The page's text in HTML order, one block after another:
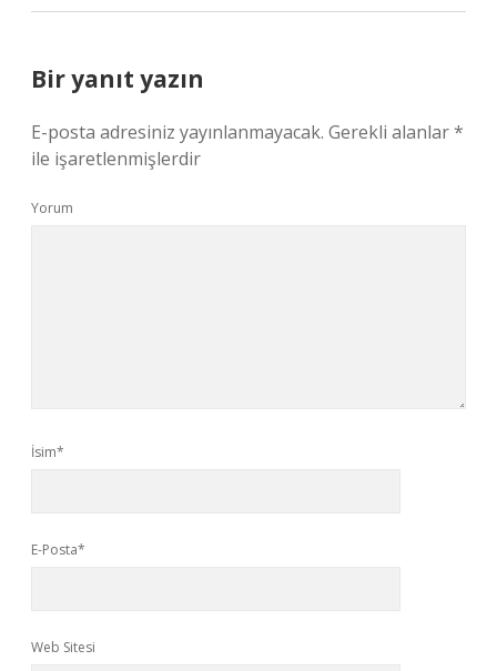
Bir yanıt yazın
E-posta adresiniz yayınlanmayacak. Gerekli alanlar*
ile işaretlenmişlerdir
Yorum
İsim*
E-Posta*
Web Sitesi